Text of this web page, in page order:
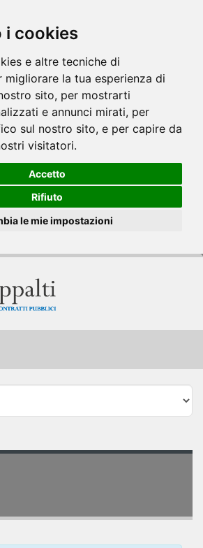
i cookies
e altre tecniche di
la tua esperienza di
sito, per mostrarti
e annunci mirati, per
sul nostro sito, e per capire da
visitatori.
Accetto
Rifiuto
le mie impostazioni